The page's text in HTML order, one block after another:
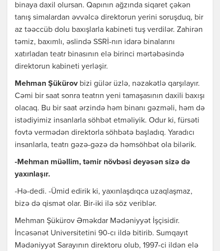
binaya daxil olursan. Qapının ağzında siqaret çəkən
tanış simalardan əvvəlcə direktorun yerini soruşduq, bir
az təəccüb dolu baxışlarla kabineti tuş verdilər. Zahirən
təmiz, baxımlı, əslində SSRİ-nın idarə binalarını
xatırladan teatr binasının elə birinci mərtəbəsində
direktorun kabineti yerləşir.
Mehman Şükürov bizi gülər üzlə, nəzakətlə qarşılayır.
Cəmi bir saat sonra teatrın yeni tamaşasının daxili baxışı
olacaq. Bu bir saat ərzində həm binanı gəzməli, həm də
istədiyimiz insanlarla söhbət etməliyik. Odur ki, fürsəti
fovtə vermədən direktorla söhbətə başladıq. Yaradıcı
insanlarla, teatrı gəzə-gəzə də həmsöhbət ola bilərik.
-Mehman müəllim, təmir növbəsi deyəsən sizə də
yaxınlaşır.
-Hə-dedi. -Ümid edirik ki, yaxınlaşdıqca uzaqlaşmaz,
bizə də qismət olar. Bir-iki ilə söz veriblər.
Mehman Şükürov Əməkdar Mədəniyyət İşçisidir.
İncəsənət Universitetini 90-cı ildə bitirib. Sumqayıt
Mədəniyyət Sarayının direktoru olub, 1997-ci ildən elə